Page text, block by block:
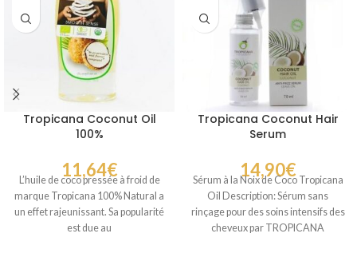
Tropicana Coconut Oil
100%
11,64€
L’huile de coco pressée à froid de
marque Tropicana 100% Natural a
un effet rajeunissant. Sa popularité
est due au
Tropicana Coconut Hair
Serum
14,90€
Sérum à la Noix de Coco Tropicana
Oil Description: Sérum sans
rinçage pour des soins intensifs des
cheveux par TROPICANA